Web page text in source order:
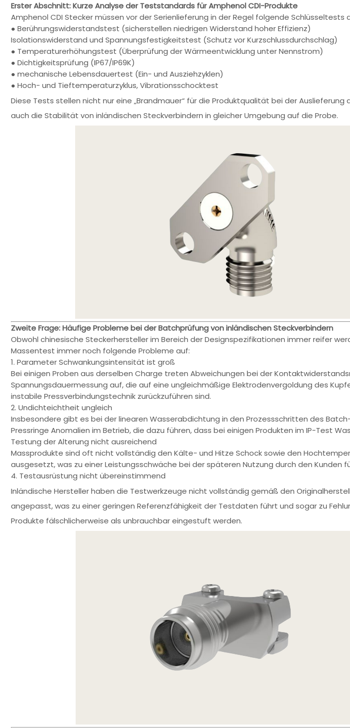
Erster Abschnitt: Kurze Analyse der Teststandards für Amphenol CDI-Produkte
Amphenol CDI Stecker müssen vor der Serienlieferung in der Regel folgende Schlüsseltests
● Berührungswiderstandstest (sicherstellen niedrigen Widerstand hoher Effizienz)
Isolationswiderstand und Spannungsfestigkeitstest (Schutz vor Kurzschlussdurchschlag)
● Temperaturerhöhungstest (Überprüfung der Wärmeentwicklung unter Nennstrom)
● Dichtigkeitsprüfung (IP67/IP69K)
● mechanische Lebensdauertest (Ein- und Ausziehzyklen)
● Hoch- und Tieftemperaturzyklus, Vibrationsschocktest
Diese Tests stellen nicht nur eine „Brandmauer“ für die Produktqualität bei der Auslieferung
auch die Stabilität von inländischen Steckverbindern in gleicher Umgebung auf die Probe.
Zweite Frage: Häufige Probleme bei der Batchprüfung von inländischen Steckverbindern
Obwohl chinesische Steckerhersteller im Bereich der Designspezifikationen immer reifer
Massentest immer noch folgende Probleme auf:
1. Parameter Schwankungsintensität ist groß
Bei einigen Proben aus derselben Charge treten Abweichungen bei der
Spannungsdauermessung auf, die auf eine ungleichmäßige Elektrodenvergoldung des
instabile Pressverbindungstechnik zurückzuführen sind.
2. Undichteichtheit ungleich
Insbesondere gibt es bei der linearen Wasserabdichtung in den Prozessschritten des
Pressringe Anomalien im Betrieb, die dazu führen, dass bei einigen Produkten im IP-Test
Testung der Alterung nicht ausreichend
Massprodukte sind oft nicht vollständig den Kälte- und Hitze Schock sowie den
ausgesetzt, was zu einer Leistungsschwäche bei der späteren Nutzung durch den Kunden
4. Testausrüstung nicht übereinstimmend
Inländische Hersteller haben die Testwerkzeuge nicht vollständig gemäß den
angepasst, was zu einer geringen Referenzfähigkeit der Testdaten führt und sogar zu
Produkte fälschlicherweise als unbrauchbar eingestuft werden.